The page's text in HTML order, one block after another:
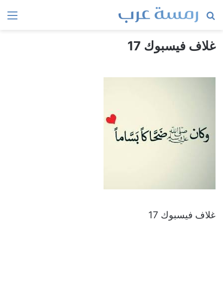
بحث
غلاف فيسبوك 17
غلاف فيسبوك 17